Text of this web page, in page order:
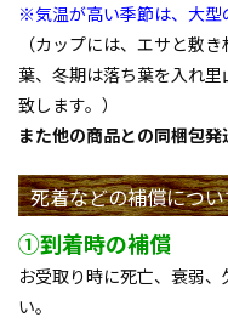
※気温が高い季節は、大型
（カップには、エサと敷
葉、冬期は落ち葉を入れ
致します。）
また他の商品との同梱包発
死着などの補償につ
①到着時の補償
お受取り時に死亡、衰弱
い。